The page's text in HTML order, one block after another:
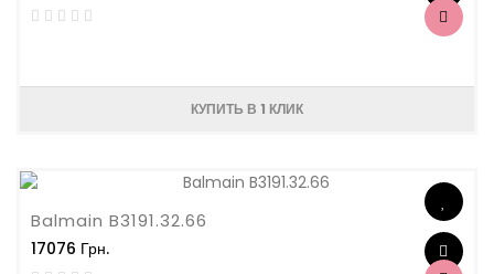
КУПИТЬ В 1 КЛИК
Balmain B3191.32.66
17076 Грн.